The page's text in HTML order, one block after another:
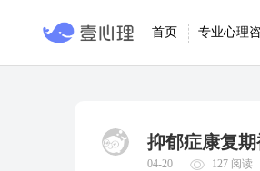
首页 专业心理
抑郁症康复
04-20 127 阅读